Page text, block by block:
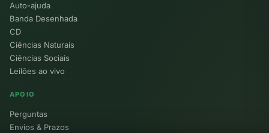
Auto-ajuda
Banda Desenhada
CD
Ciências Naturais
Ciências Sociais
Leilões ao vivo
APOIO
Perguntas
Envios & Prazos